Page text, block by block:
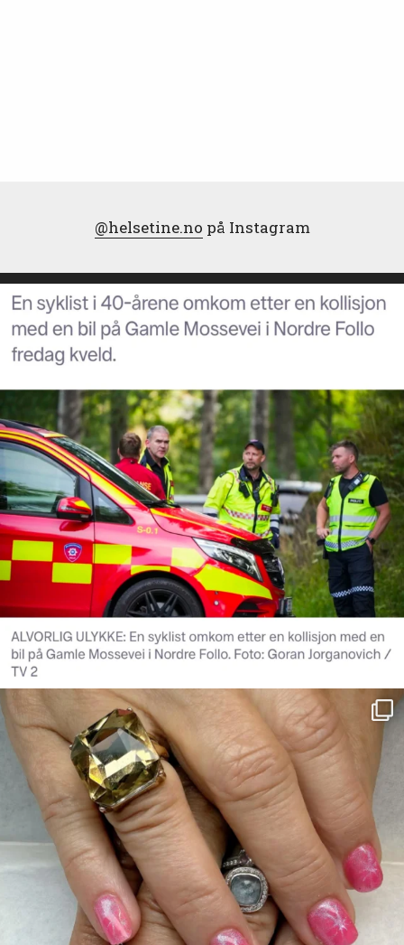
@helsetine.no på Instagram